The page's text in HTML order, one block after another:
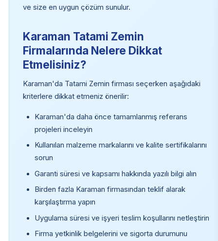
ve size en uygun çözüm sunulur.
Karaman Tatami Zemin
Firmalarında Nelere Dikkat
Etmelisiniz?
Karaman'da Tatami Zemin firması seçerken aşağıdaki
kriterlere dikkat etmeniz önerilir:
Karaman'da daha önce tamamlanmış referans
projeleri inceleyin
Kullanılan malzeme markalarını ve kalite sertifikalarını
sorun
Garanti süresi ve kapsamı hakkında yazılı bilgi alın
Birden fazla Karaman firmasından teklif alarak
karşılaştırma yapın
Uygulama süresi ve işyeri teslim koşullarını netleştirin
Firma yetkinlik belgelerini ve sigorta durumunu